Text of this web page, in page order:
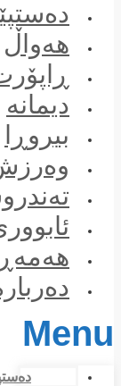
هەواڵ
دیمانە
بیروڕا
Menu